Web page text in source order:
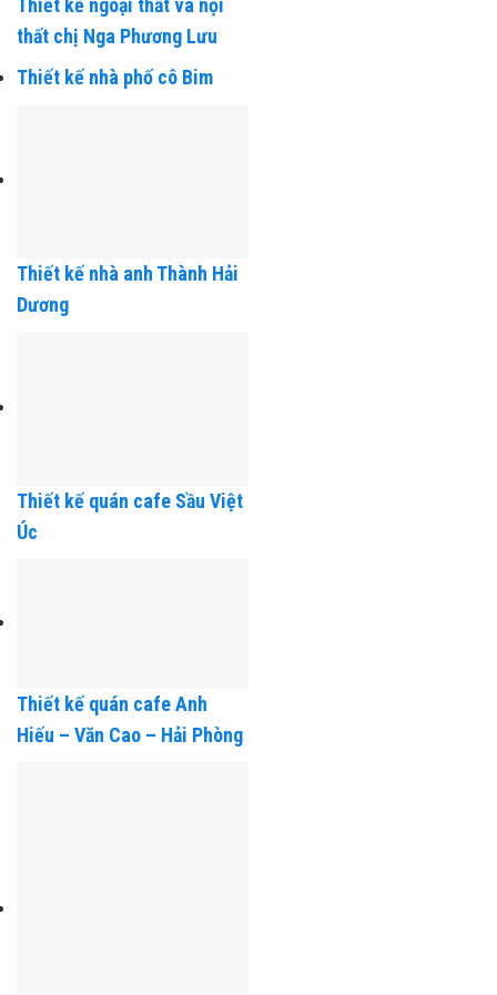
Thiết kế ngoại thất và nội
thất chị Nga Phương Lưu
Thiết kế nhà anh Thành Hải
Thiết kế quán cafe Sầu Việt
Thiết kế quán cafe Anh